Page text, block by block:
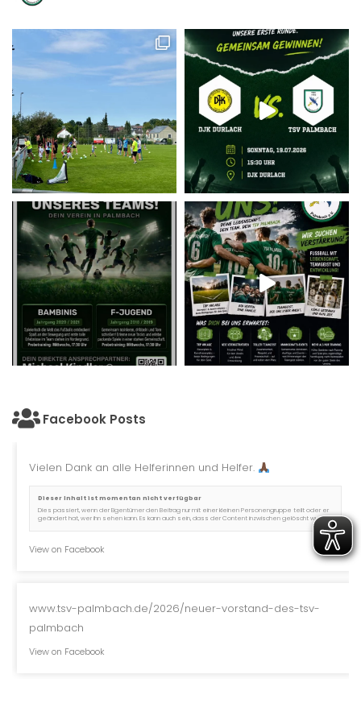
Facebook Posts
Vielen Dank an alle Helferinnen und Helfer.
Dieser Inhalt ist momentan nicht verfügbar
Dies passiert, wenn der Eigentümer den Beitrag nur mit einer kleinen Personengruppe teilt oder er
geändert hat, wer ihn sehen kann. Es kann auch sein, dass der Content inzwischen gelöscht wurde.
View on Facebook
www.tsv-palmbach.de/2026/neuer-vorstand-des-tsv-
palmbach
View on Facebook